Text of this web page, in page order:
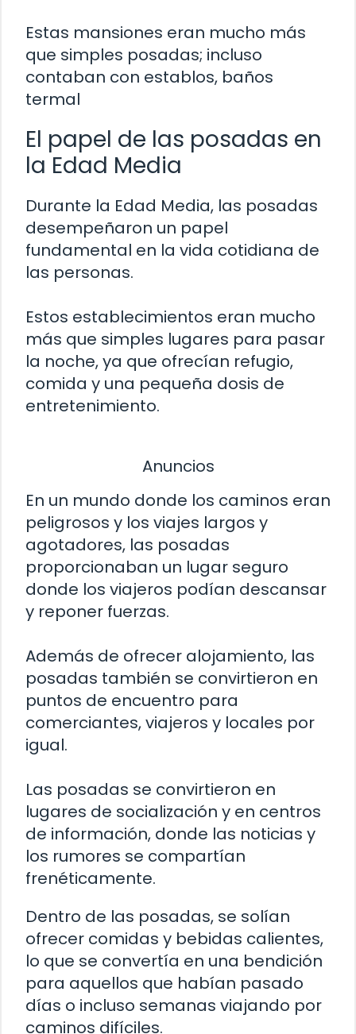
Estas mansiones eran mucho más
que simples posadas; incluso
contaban con establos, baños
termal
El papel de las posadas en
la Edad Media
Durante la Edad Media, las posadas
desempeñaron un papel
fundamental en la vida cotidiana de
las personas.
Estos establecimientos eran mucho
más que simples lugares para pasar
la noche, ya que ofrecían refugio,
comida y una pequeña dosis de
entretenimiento.
Anuncios
En un mundo donde los caminos eran
peligrosos y los viajes largos y
agotadores, las posadas
proporcionaban un lugar seguro
donde los viajeros podían descansar
y reponer fuerzas.
Además de ofrecer alojamiento, las
posadas también se convirtieron en
puntos de encuentro para
comerciantes, viajeros y locales por
igual.
Las posadas se convirtieron en
lugares de socialización y en centros
de información, donde las noticias y
los rumores se compartían
frenéticamente.
Dentro de las posadas, se solían
ofrecer comidas y bebidas calientes,
lo que se convertía en una bendición
para aquellos que habían pasado
días o incluso semanas viajando por
caminos difíciles.